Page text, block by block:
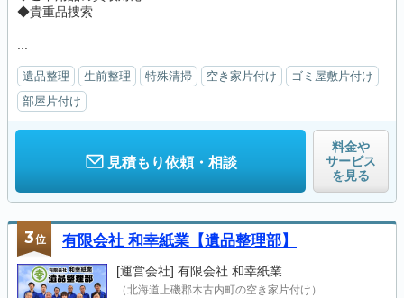
◆貴重品捜索
遺品整理 生前整理 特殊清掃 空き家片付け
ゴミ屋敷片付け
部屋片付け
見積もり依頼・相談
料金や
サービス
を見る
3位 有限会社 和幸紙業【遺品整理部】
[運営会社] 有限会社 和幸紙業
（北海道上磯郡木古内町の空き家片付け）